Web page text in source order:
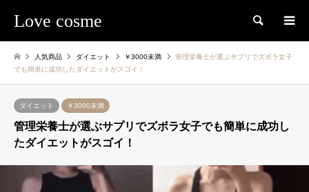
Love cosme 検索
人気商品 ダイエット ￥3000未満
管理栄養士が選ぶサプリでズボラ女子
でも簡単に成功したダイエットがスゴイ！
ダイエット ￥3000未満
管理栄養士が選ぶサプリでズボラ女子でも簡単に成功し
たダイエットがスゴイ！